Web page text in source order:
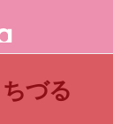
づる